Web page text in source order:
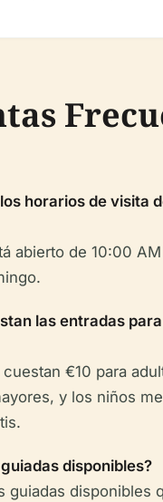
horarios de visita
abierto de 10:00
las entradas
€10 para
y los niños
disponibles?
guiadas disponibles